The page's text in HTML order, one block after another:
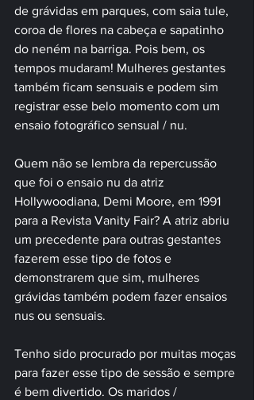
de grávidas em parques, com saia tule,
coroa de flores na cabeça e sapatinho
do neném na barriga. Pois bem, os
tempos mudaram! Mulheres gestantes
também ficam sensuais e podem sim
registrar esse belo momento com um
ensaio fotográfico sensual / nu.
Quem não se lembra da repercussão
que foi o ensaio nu da atriz
Hollywoodiana, Demi Moore, em 1991
para a Revista Vanity Fair? A atriz abriu
um precedente para outras gestantes
fazerem esse tipo de fotos e
demonstrarem que sim, mulheres
grávidas também podem fazer ensaios
nus ou sensuais.
Tenho sido procurado por muitas moças
para fazer esse tipo de sessão e sempre
é bem divertido. Os maridos /